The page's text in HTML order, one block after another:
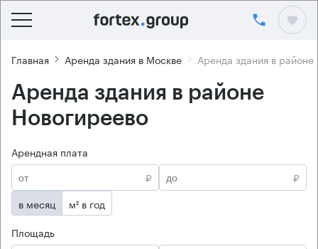
Главная Аренда здания в Москве Аренда здания в районе
Аренда здания в районе
Новогиреево
Арендная плата
₽
₽
в месяц
м² в год
Площадь